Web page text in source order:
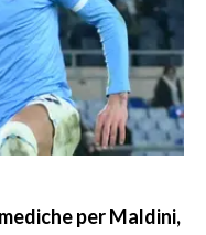
per Maldini,